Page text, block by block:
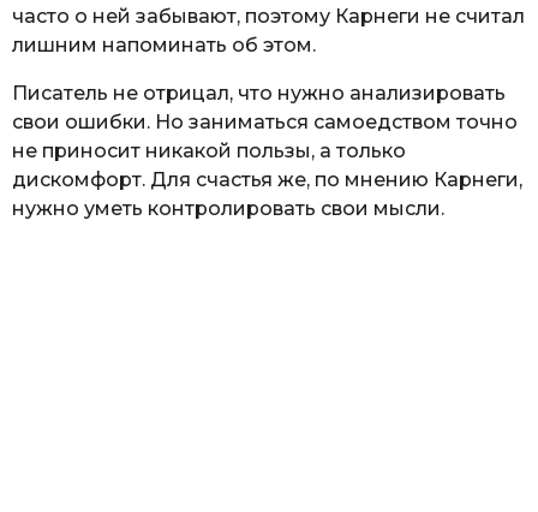
часто о ней забывают, поэтому Карнеги не считал
лишним напоминать об этом.
Писатель не отрицал, что нужно анализировать
свои ошибки. Но заниматься самоедством точно
не приносит никакой пользы, а только
дискомфорт. Для счастья же, по мнению Карнеги,
нужно уметь контролировать свои мысли.